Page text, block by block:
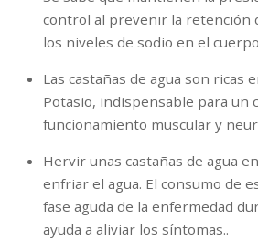
control al prevenir la retención
los niveles de sodio en el
Las castañas de agua son ricas
Potasio, indispensable para un
funcionamiento muscular y
Hervir unas castañas de agua
enfriar el agua. El consumo de
fase aguda de la enfermedad
ayuda a aliviar los síntomas..